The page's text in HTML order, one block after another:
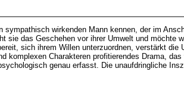
wirkenden Mann kennen, der im
sie das Geschehen vor ihrer Umwelt und möchte
sich ihrem Willen unterzuordnen, verstärkt die
komplexen Charakteren profitierendes Drama,
genau erfasst. Die unaufdringliche